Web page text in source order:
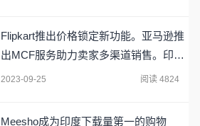
Flipkart推出价格锁定新功能。亚马逊推
出MCF服务助力卖家多渠道销售。印度
将笔记本电脑进口限制推迟一年。
2023-09-25 阅读 4824
Meesho成为印度下载量第一的购物